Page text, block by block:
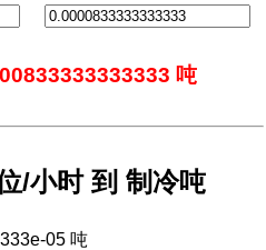
吨
/小时 到 制冷吨
05 吨